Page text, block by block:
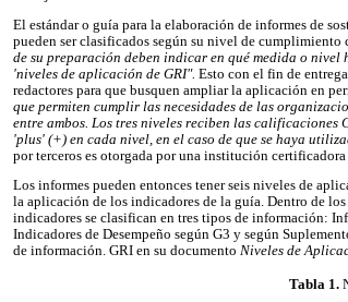
El estándar o guía para la elaboración de informes de
pueden ser clasificados según su nivel de cumplimiento
de su preparación deben indicar en qué medida o
'niveles de aplicación de GRI". Esto con el fin de
redactores para que busquen ampliar la aplicación en
que permiten cumplir las necesidades de las
entre ambos. Los tres niveles reciben las
'plus' (+) en cada nivel, en el caso de que se haya
por terceros es otorgada por una institución
Los informes pueden entonces tener seis niveles de
la aplicación de los indicadores de la guía. Dentro de
indicadores se clasifican en tres tipos de información:
Indicadores de Desempeño según G3 y según
de información. GRI en su documento Niveles de
Tabla 1.